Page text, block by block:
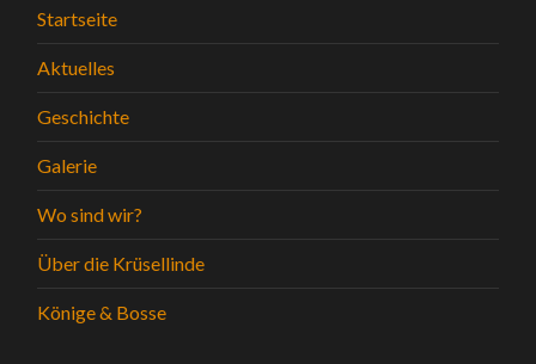
Startseite
Aktuelles
Geschichte
Galerie
Wo sind wir?
Über die Krüsellinde
Könige & Bosse